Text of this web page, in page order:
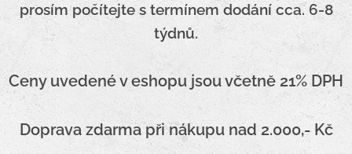
prosím počítejte s termínem dodání cca. 6-8
týdnů.
Ceny uvedené v eshopu jsou včetně 21% DPH
Doprava zdarma při nákupu nad 2.000,- Kč